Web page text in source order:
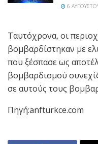
6
Ταυτόχρονα, οι
βομβαρδίστηκαν με
που ξέσπασε ως
βομβαρδισμού
σε αυτούς τους
Πηγή:anfturkce.com